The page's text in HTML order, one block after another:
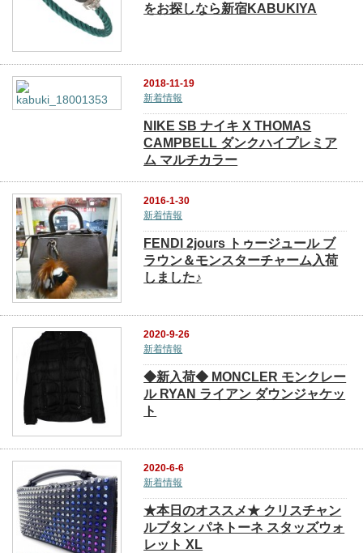
をお探しなら新宿KABUKIYA
2018-11-19
新着情報
NIKE SB ナイキ X THOMAS
CAMPBELL ダンクハイプレミア
ム マルチカラー
2016-1-30
新着情報
FENDI 2jours トゥージュール ブ
ラウン＆モンスターチャーム入荷
しました♪
2020-9-26
新着情報
◆新入荷◆ MONCLER モンクレー
ル RYAN ライアン ダウンジャケッ
ト
2020-6-6
新着情報
★本日のオススメ★ クリスチャン
ルブタン パネトーネ スタッズウォ
レット XL